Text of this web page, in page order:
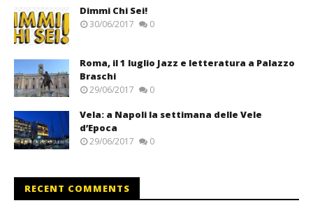
Dimmi Chi Sei!
30/06/2017 0
Roma, il 1 luglio Jazz e letteratura a Palazzo
Braschi
29/06/2017 0
Vela: a Napoli la settimana delle Vele
d’Epoca
29/06/2017 0
RECENT COMMENTS